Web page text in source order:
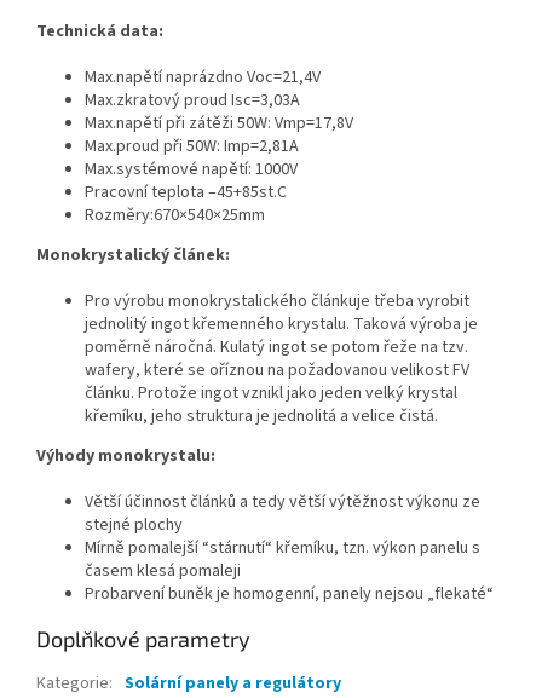
Technická data:
Max.napětí naprázdno Voc=21,4V
Max.zkratový proud Isc=3,03A
Max.napětí při zátěži 50W: Vmp=17,8V
Max.proud při 50W: Imp=2,81A
Max.systémové napětí: 1000V
Pracovní teplota –45+85st.C
Rozměry:670×540×2­5mm
Monokrystalický článek:
Pro výrobu monokrystalického článkuje třeba vyrobit
jednolitý ingot křemenného krystalu. Taková výroba je
poměrně náročná. Kulatý ingot se potom řeže na tzv.
wafery, které se oříznou na požadovanou velikost FV
článku. Protože ingot vznikl jako jeden velký krystal
křemíku, jeho struktura je jednolitá a velice čistá.
Výhody monokrystalu:
Větší účinnost článků a tedy větší výtěžnost výkonu ze
stejné plochy
Mírně pomalejší “stárnutí“ křemíku, tzn. výkon panelu s
časem klesá pomaleji
Probarvení buněk je homogenní, panely nejsou „flekaté“
Doplňkové parametry
Kategorie: Solární panely a regulátory